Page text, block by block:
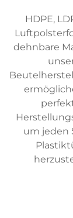
HDPE,
dehnbare
um jeden